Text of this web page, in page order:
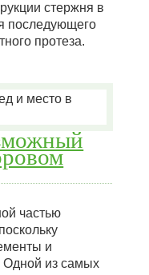
стержня в
последующего
протеза.
частью
и
Одной из самых